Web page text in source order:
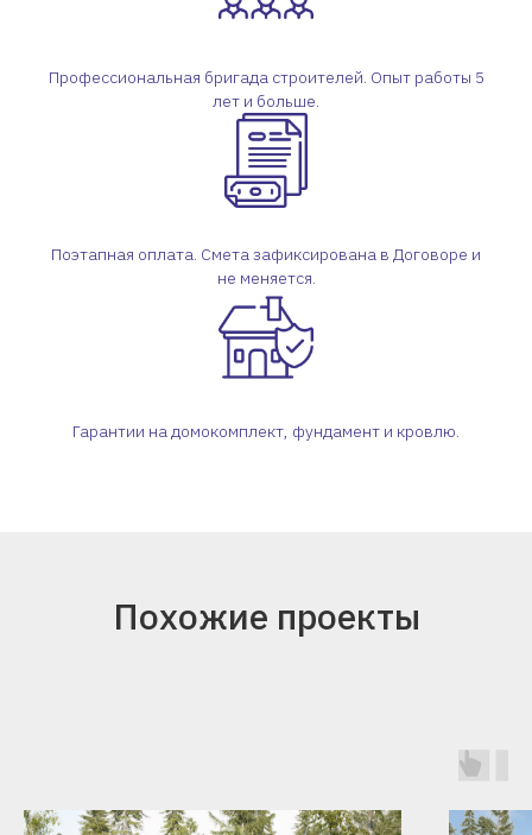
Профессиональная бригада строителей. Опыт работы 5
лет и больше.
Поэтапная оплата. Смета зафиксирована в Договоре и
не меняется.
Гарантии на домокомплект, фундамент и кровлю.
Похожие проекты